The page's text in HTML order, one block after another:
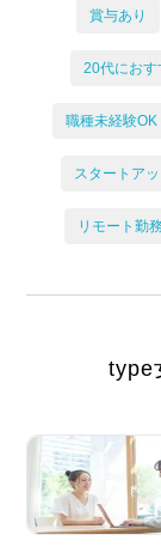
賞与あり
20代におす
職種未経験OK
スタートア
リモート勤
type